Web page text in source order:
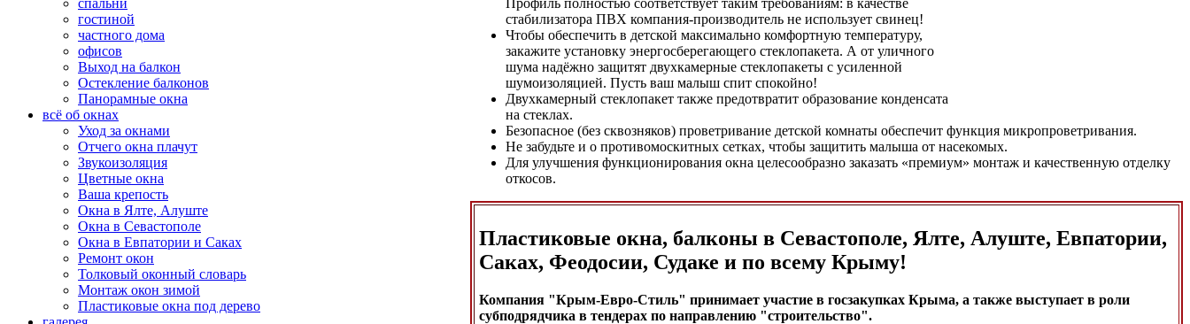
спальни
гостиной
частного дома
офисов
Выход на балкон
Остекление балконов
Панорамные окна
всё об окнах
Уход за окнами
Отчего окна плачут
Звукоизоляция
Цветные окна
Ваша крепость
Окна в Ялте, Алуште
Окна в Севастополе
Окна в Евпатории и Саках
Ремонт окон
Толковый оконный словарь
Монтаж окон зимой
Пластиковые окна под дерево
стабилизатора ПВХ компания-производитель не использует свинец!
Чтобы обеспечить в детской максимально комфортную температуру,
закажите установку энергосберегающего стеклопакета. А от уличного
шума надёжно защитят двухкамерные стеклопакеты с усиленной
шумоизоляцией. Пусть ваш малыш спит спокойно!
Двухкамерный стеклопакет также предотвратит образование конденсата
на стеклах.
Безопасное (без сквозняков) проветривание детской комнаты обеспечит функция микропроветривания.
Не забудьте и о противомоскитных сетках, чтобы защитить малыша от насекомых.
Для улучшения функционирования окна целесообразно заказать «премиум» монтаж и качественную отделку
откосов.
Пластиковые окна, балконы в Севастополе, Ялте, Алуште, Евпатории,
Саках, Феодосии, Судаке и по всему Крыму!
Компания "Крым-Евро-Стиль" принимает участие в госзакупках Крыма, а также выступает в роли
субподрядчика в тендерах по направлению "строительство".